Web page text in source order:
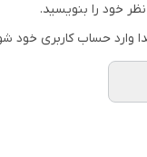
با وجود مشغله‏‌های
و سفرهای شهری برای
خود را بنویسید.
وارد حساب کاربری خود